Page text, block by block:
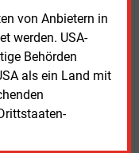
von Anbietern in
werden. USA-
Behörden
als ein Land mit